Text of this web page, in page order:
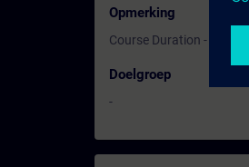
Opmerking
Course Duration - 1 Day
Doelgroep
-